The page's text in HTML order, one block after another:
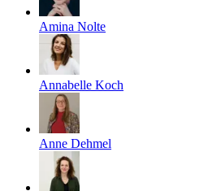
Amina Nolte
Annabelle Koch
Anne Dehmel